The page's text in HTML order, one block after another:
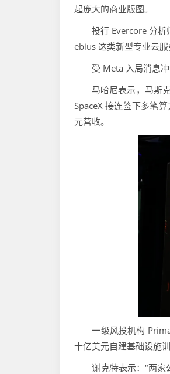
起庞大的商业版图。
投行 Evercore 分析师
ebius 这类新型专业云
受 Meta 入局消息冲
马哈尼表示，马斯克
SpaceX 接连签下多笔
元营收。
一级风投机构
十亿美元自建基础设施训
谢克特表示：“两家